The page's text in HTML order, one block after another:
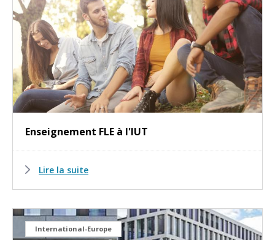
Enseignement FLE à l'IUT
Lire la suite
International-Europe